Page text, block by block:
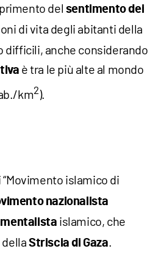
del sentimento dei
di vita degli abitanti della
difficili, anche considerando
è tra le più alte al mondo
km2).
islamico di
nazionalista
islamico, che
Striscia di Gaza